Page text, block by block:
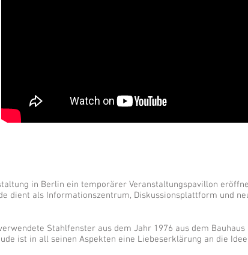
in Berlin ein temporärer Veranstaltungspavillon
dient als Informationszentrum, Diskussionsplattform und
Stahlfenster aus dem Jahr 1976 aus dem Bauhaus
ist in all seinen Aspekten eine Liebeserklärung an die